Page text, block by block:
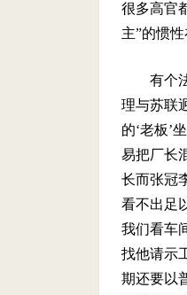
很多高官
主”的惯性
有个
理与苏联
的‘老板’
易把厂长
长而张冠
看不出足
我们看车
找他请示
期还要以